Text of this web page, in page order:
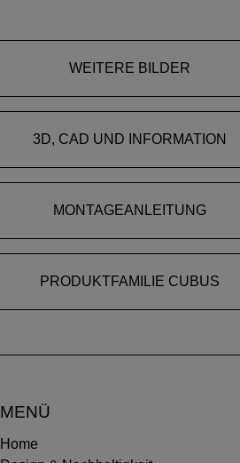
WEITERE BILDER
3D, CAD UND INFORMATION
MONTAGEANLEITUNG
PRODUKTFAMILIE CUBUS
MENÜ
Home